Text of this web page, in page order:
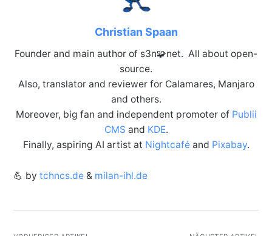
Christian Spaan
Founder and main author of s3n🧩net. All about open-
source.
Also, translator and reviewer for Calamares, Manjaro
and others.
Moreover, big fan and independent promoter of Publii
CMS and KDE.
Finally, aspiring AI artist at Nightcaféand Pixabay.
💪 by tchncs.de& milan-ihl.de